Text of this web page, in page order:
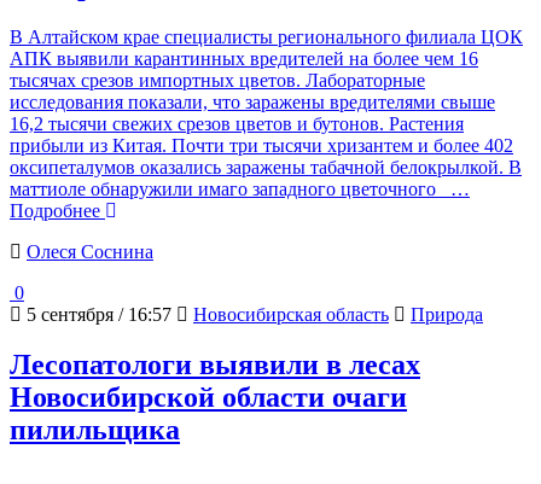
В Алтайском крае специалисты регионального филиала ЦОК
АПК выявили карантинных вредителей на более чем 16
тысячах срезов импортных цветов. Лабораторные
исследования показали, что заражены вредителями свыше
16,2 тысячи свежих срезов цветов и бутонов. Растения
прибыли из Китая. Почти три тысячи хризантем и более 402
оксипеталумов оказались заражены табачной белокрылкой. В
маттиоле обнаружили имаго западного цветочного
…
Подробнее
Олеся Соснина
0
5 сентября / 16:57
Новосибирская область Природа
Лесопатологи выявили в лесах
Новосибирской области очаги
пилильщика